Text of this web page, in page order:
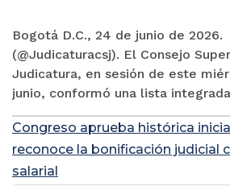
Bogotá D.C., 24 de junio de 2026.
(@Judicaturacsj). El Consejo
Judicatura, en sesión de este
junio, conformó una lista
Congreso aprueba histórica
reconoce la bonificación judicial
salarial